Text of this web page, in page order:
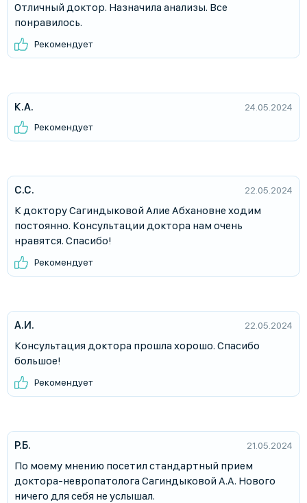
Отличный доктор. Назначила анализы. Все
понравилось.
Рекомендует
К.А.
24.05.2024
Рекомендует
С.С. 22.05.2024
К доктору Сагиндыковой Алие Абхановне ходим
постоянно. Консультации доктора нам очень
нравятся. Спасибо!
Рекомендует
А.И. 22.05.2024
Консультация доктора прошла хорошо. Спасибо
большое!
Рекомендует
Р.Б. 21.05.2024
По моему мнению посетил стандартный прием
доктора-невропатолога Сагиндыковой А.А. Нового
ничего для себя не услышал.